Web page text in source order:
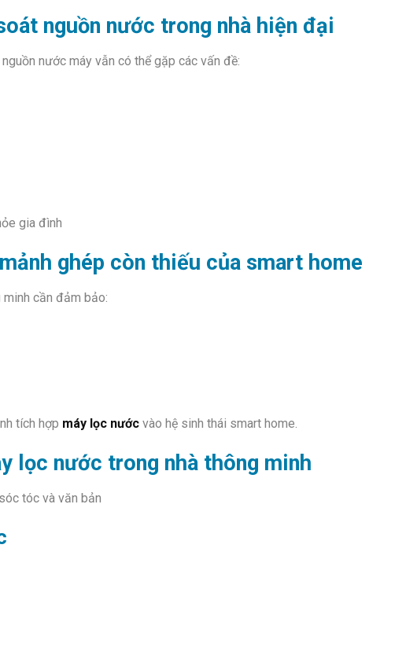
nguồn nước trong nhà hiện đại
nước máy vẫn có thể gặp các vấn đề:
gia đình
ghép còn thiếu của smart home
cần đảm bảo:
tích hợp máy lọc nước vào hệ sinh thái smart home.
lọc nước trong nhà thông minh